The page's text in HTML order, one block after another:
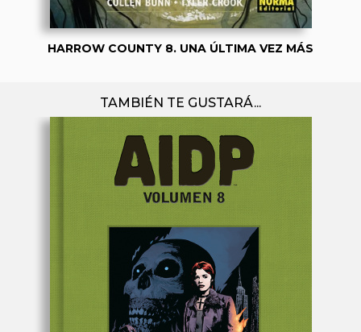
HARROW COUNTY 8. UNA ÚLTIMA VEZ MÁS
TAMBIÉN TE GUSTARÁ...